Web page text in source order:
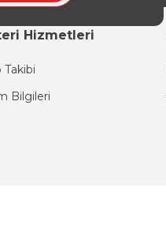
Hizmetleri
Takibi
Bilgileri